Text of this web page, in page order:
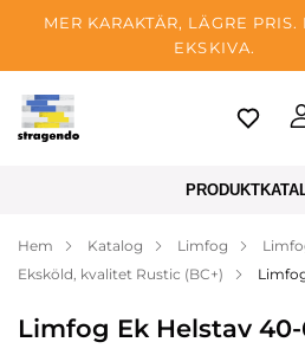
MER KARAKTÄR, LÄGRE PRIS.
EKSKIVA.
Tallinn
Betalning
Blogg
Hem Katalog Limfog
Eksköld, kvalitet Rustic (BC+)
Limfog Ek Helstav 40-